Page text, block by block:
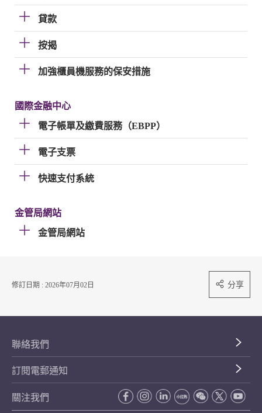
貸款
按揭
加強櫃員機服務的保安措施
國際金融中心
電子帳單及繳費服務（EBPP）
電子支票
快速支付系統
金管局網站
金管局網站
修訂日期 : 2026年07月02日 分享
聯絡我們
訂閱電郵通知
關注我們